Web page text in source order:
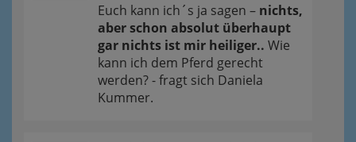
Euch kann ich´s ja sagen – nichts,
aber schon absolut überhaupt
gar nichts ist mir heiliger.. Wie
kann ich dem Pferd gerecht
werden? - fragt sich Daniela
Kummer.